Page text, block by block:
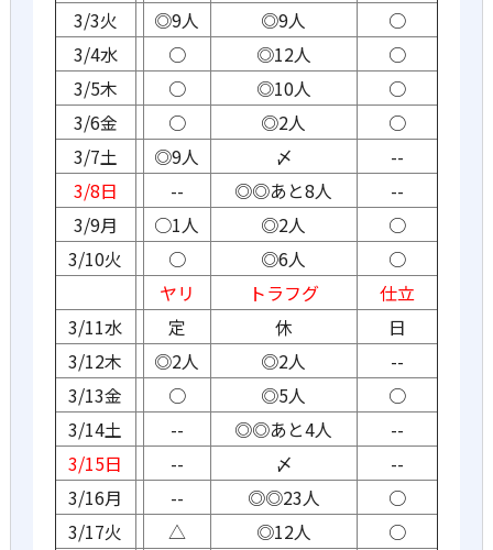
3/3火
◎9人 ◎9人
○
3/4水
○ ◎12人
○
3/5木
○ ◎10人
○
3/6金
○ ◎2人
○
3/7土
◎9人 〆
--
3/8日
-- ◎◎あと8人
--
3/9月
○1人 ◎2人
○
3/10火
○ ◎6人
○
ヤリ
トラフグ
仕立
3/11水
定 休
日
3/12木
◎2人 ◎2人
--
3/13金
○ ◎5人
○
3/14土
-- ◎◎あと4人
--
3/15日
-- 〆
--
3/16月
-- ◎◎23人
○
3/17火
△ ◎12人
○